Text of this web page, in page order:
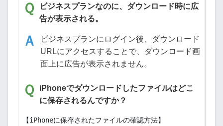
ビジネスプランなのに、ダウンロード時に広
告が表示される。
ビジネスプランにログイン後、ダウンロード
URLにアクセスすることで、ダウンロード画
面上に広告が表示されません。
iPhoneでダウンロードしたファイルはどこ
に保存されるんですか？
【iPhoneに保存されたファイルの確認方法】